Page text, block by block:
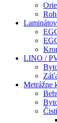
LINO /
Metrážne